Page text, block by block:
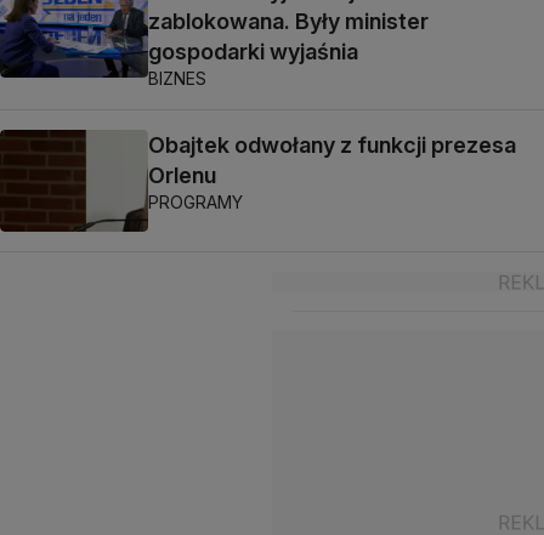
zablokowana. Były minister
gospodarki wyjaśnia
BIZNES
Obajtek odwołany z funkcji prezesa
Orlenu
PROGRAMY